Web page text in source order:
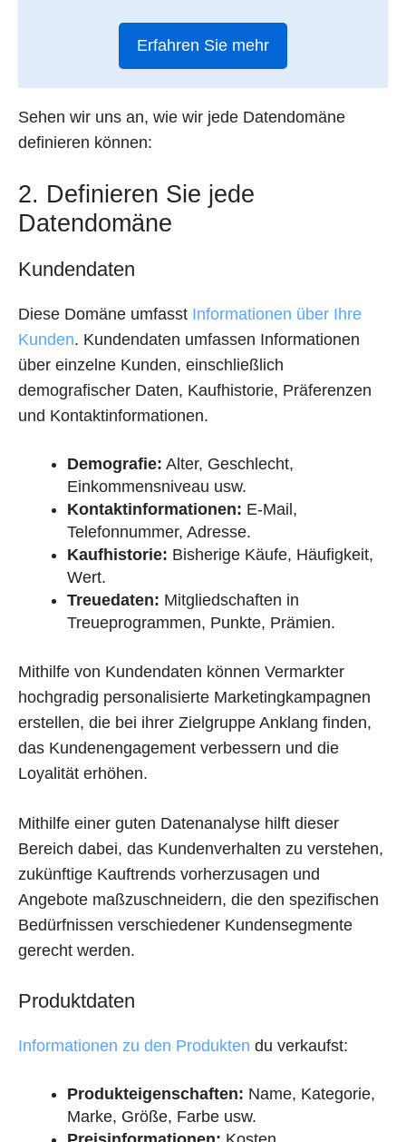
Erfahren Sie mehr
Sehen wir uns an, wie wir jede Datendomäne
definieren können:
2. Definieren Sie jede
Datendomäne
Kundendaten
Diese Domäne umfasst Informationen über Ihre
Kunden. Kundendaten umfassen Informationen
über einzelne Kunden, einschließlich
demografischer Daten, Kaufhistorie, Präferenzen
und Kontaktinformationen.
Demografie: Alter, Geschlecht,
Einkommensniveau usw.
Kontaktinformationen: E-Mail,
Telefonnummer, Adresse.
Kaufhistorie: Bisherige Käufe, Häufigkeit,
Wert.
Treuedaten: Mitgliedschaften in
Treueprogrammen, Punkte, Prämien.
Mithilfe von Kundendaten können Vermarkter
hochgradig personalisierte Marketingkampagnen
erstellen, die bei ihrer Zielgruppe Anklang finden,
das Kundenengagement verbessern und die
Loyalität erhöhen.
Mithilfe einer guten Datenanalyse hilft dieser
Bereich dabei, das Kundenverhalten zu verstehen,
zukünftige Kauftrends vorherzusagen und
Angebote maßzuschneidern, die den spezifischen
Bedürfnissen verschiedener Kundensegmente
gerecht werden.
Produktdaten
Informationen zu den Produkten du verkaufst:
Produkteigenschaften: Name, Kategorie,
Marke, Größe, Farbe usw.